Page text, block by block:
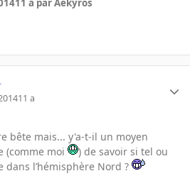
11 a par Aekyros
11 a
bête mais... y'a-t-il un moyen
(comme moi
) de savoir si tel ou
l’hémisphère Nord ?